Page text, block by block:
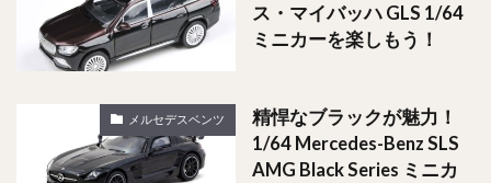
ス・マイバッハ GLS 1/64
ミニカーを楽しもう！
メルセデスベンツ
精悍なブラックが魅力！
1/64 Mercedes-Benz SLS
AMG Black Series ミニカ